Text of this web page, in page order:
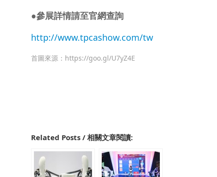
●參展詳情請至官網查詢
http://www.tpcashow.com/tw
首圖來源： https://goo.gl/U7yZ4E
Related Posts / 相關文章閱讀: